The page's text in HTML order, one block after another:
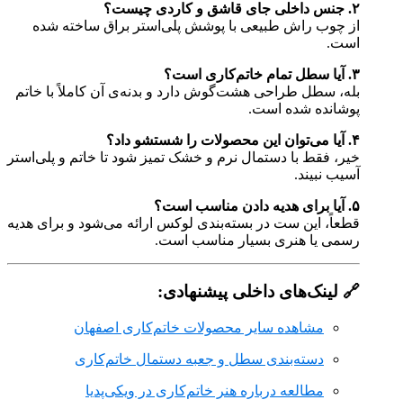
۲. جنس داخلی جای قاشق و کاردی چیست؟
از چوب راش طبیعی با پوشش پلی‌استر براق ساخته شده
است.
۳. آیا سطل تمام خاتم‌کاری است؟
بله، سطل طراحی هشت‌گوش دارد و بدنه‌ی آن کاملاً با خاتم
پوشانده شده است.
۴. آیا می‌توان این محصولات را شستشو داد؟
خیر، فقط با دستمال نرم و خشک تمیز شود تا خاتم و پلی‌استر
آسیب نبیند.
۵. آیا برای هدیه دادن مناسب است؟
قطعاً، این ست در بسته‌بندی لوکس ارائه می‌شود و برای هدیه
رسمی یا هنری بسیار مناسب است.
🔗 لینک‌های داخلی پیشنهادی:
مشاهده سایر محصولات خاتم‌کاری اصفهان
دسته‌بندی سطل و جعبه دستمال خاتم‌کاری
مطالعه درباره هنر خاتم‌کاری در ویکی‌پدیا